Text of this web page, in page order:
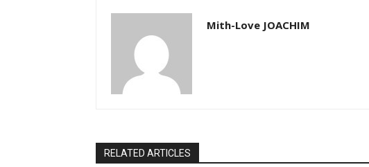
Mith-Love JOACHIM
RELATED ARTICLES